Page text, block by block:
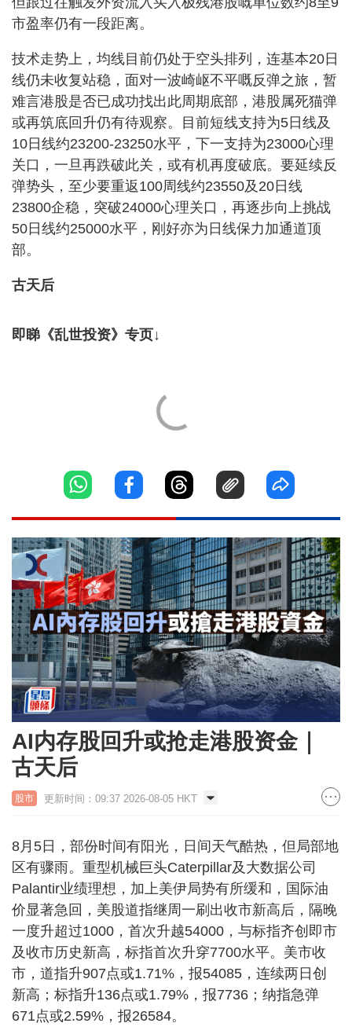
市盈率仍有一段距离。
技术走势上，均线目前仍处于空头排列，连基本20日
线仍未收复站稳，面对一波崎岖不平嘅反弹之旅，暂
难言港股是否已成功找出此周期底部，港股属死猫弹
或再筑底回升仍有待观察。目前短线支持为5日线及
10日线约23200-23250水平，下一支持为23000心理
关口，一旦再跌破此关，或有机再度破底。要延续反
弹势头，至少要重返100周线约23550及20日线
23800企稳，突破24000心理关口，再逐步向上挑战
50日线约25000水平，刚好亦为日线保力加通道顶
部。
古天后
即睇《乱世投资》专页↓
AI内存股回升或抢走港股资金｜
古天后
股市 更新时间：09:37 2026-08-05 HKT
8月5日，部份时间有阳光，日间天气酷热，但局部地
区有骤雨。重型机械巨头Caterpillar及大数据公司
Palantir业绩理想，加上美伊局势有所缓和，国际油
价显著急回，美股道指继周一刷出收市新高后，隔晚
一度升超过1000，首次升越54000，与标指齐创即市
及收市历史新高，标指首次升穿7700水平。美市收
市，道指升907点或1.71%，报54085，连续两日创
新高；标指升136点或1.79%，报7736；纳指急弹
671点或2.59%，报26584。